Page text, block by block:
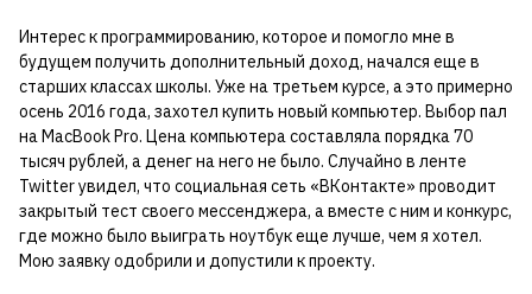
Интерес к программированию, которое и помогло мне в
будущем получить дополнительный доход, начался еще в
старших классах школы. Уже на третьем курсе, а это примерно
осень 2016 года, захотел купить новый компьютер. Выбор пал
на MacBook Pro. Цена компьютера составляла порядка 70
тысяч рублей, а денег на него не было. Случайно в ленте
Twitter увидел, что социальная сеть «ВКонтакте» проводит
закрытый тест своего мессенджера, а вместе с ним и конкурс,
где можно было выиграть ноутбук еще лучше, чем я хотел.
Мою заявку одобрили и допустили к проекту.